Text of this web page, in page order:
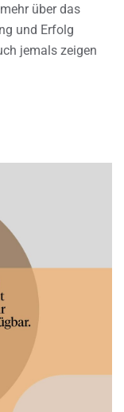
über das
und Erfolg
jemals zeigen